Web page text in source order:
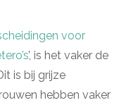
voor
’, is het vaker de
is bij grijze
hebben vaker